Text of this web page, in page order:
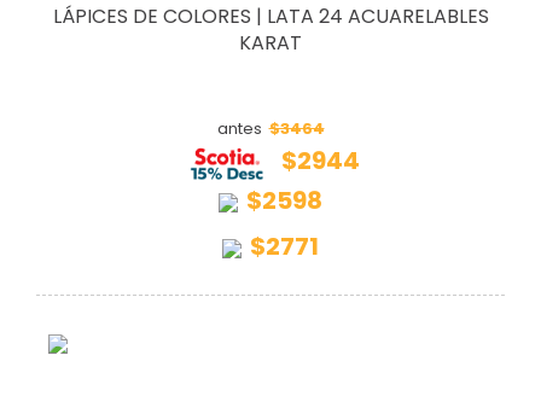
LÁPICES DE COLORES | LATA 24 ACUARELABLES
KARAT
antes $3464
$2944
$2598
$2771